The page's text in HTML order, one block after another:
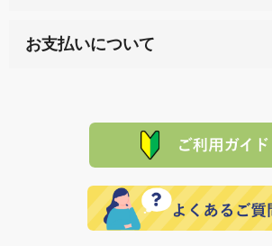
サイト内で購入された商品の送料は、
れの生産メーカーからお客様の元へ
で、 それぞれ個別に送料が必要にな
または配送途中の 事故などで不都合
品代金を返金いたします。）
その際は誠に申し訳ありませんが、
願いいたします。
お支払いについて
た場合、お客様からの ご入金を確認
※「クレジットカード」「PayPay」
定された場合は、準備出来次第の便
ます。 （到着日指定をされている場